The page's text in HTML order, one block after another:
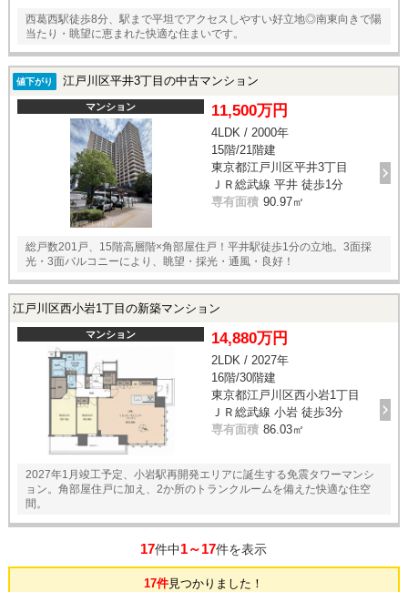
西葛西駅徒歩8分、駅まで平坦でアクセスしやすい好立地◎南東向きで陽
当たり・眺望に恵まれた快適な住まいです。
値下がり 江戸川区平井3丁目の中古マンション
マンション 11,500万円
4LDK / 2000年
15階/21階建
東京都江戸川区平井3丁目
ＪＲ総武線 平井 徒歩1分
専有面積 90.97㎡
総戸数201戸、15階高層階×角部屋住戸！平井駅徒歩1分の立地。3面採
光・3面バルコニーにより、眺望・採光・通風・良好！
江戸川区西小岩1丁目の新築マンション
マンション 14,880万円
2LDK / 2027年
16階/30階建
東京都江戸川区西小岩1丁目
ＪＲ総武線 小岩 徒歩3分
専有面積 86.03㎡
2027年1月竣工予定、小岩駅再開発エリアに誕生する免震タワーマンシ
ョン。角部屋住戸に加え、2か所のトランクルームを備えた快適な住空
間。
17件中1～17件を表示
17件見つかりました！